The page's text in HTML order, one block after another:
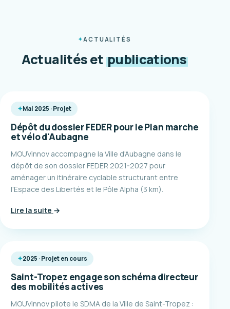
ACTUALITÉS
Actualités et publications
Mai 2025 · Projet
Dépôt du dossier FEDER pour le Plan marche
et vélo d'Aubagne
MOUVinnov accompagne la Ville d'Aubagne dans le
dépôt de son dossier FEDER 2021-2027 pour
aménager un itinéraire cyclable structurant entre
l'Espace des Libertés et le Pôle Alpha (3 km).
Lire la suite →
2025 · Projet en cours
Saint-Tropez engage son schéma directeur
des mobilités actives
MOUVinnov pilote le SDMA de la Ville de Saint-Tropez :